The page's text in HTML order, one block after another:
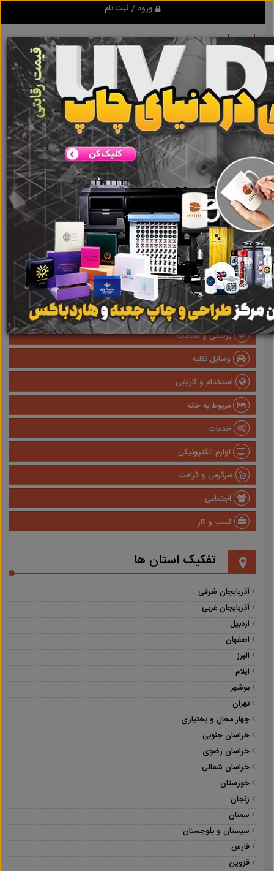
ورود / ثبت نام
نتیجه ای یافت نشد
گروه ها
املاک
صنعتی
پزشکی و سلامت
وسایل نقلیه
استخدام و کاریابی
مربوط به خانه
خدمات
لوازم الکترونیکی
سرگرمی و فراغت
اجتماعی
کسب و کار
تفکیک استان ها
آذربایجان شرقی
آذربایجان غربی
اردبیل
اصفهان
البرز
ایلام
بوشهر
تهران
چهار محال و بختیاری
خراسان جنوبی
خراسان رضوی
خراسان شمالی
خوزستان
زنجان
سمنان
سیستان و بلوچستان
فارس
قزوین